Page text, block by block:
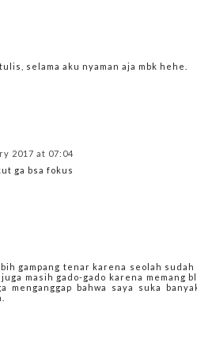
selama aku nyaman aja mbk hehe.
2017 at 07:04
ga bsa fokus
gampang tenar karena seolah
masih gado-gado karena memang
menganggap bahwa saya suka